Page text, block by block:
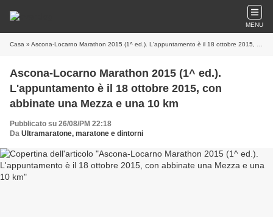
MENU
Casa » Ascona-Locarno Marathon 2015 (1^ ed.). L'appuntamento è il 18 ottobre 2015, con abbinate una Mezza e una 10 km
Ascona-Locarno Marathon 2015 (1^ ed.).
L'appuntamento è il 18 ottobre 2015, con
abbinate una Mezza e una 10 km
Pubblicato su 26/08/PM 22:18
Da Ultramaratone, maratone e dintorni